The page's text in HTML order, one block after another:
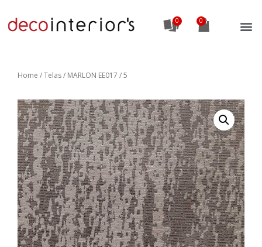
0
Home /Telas/ MARLON EE017 / 5